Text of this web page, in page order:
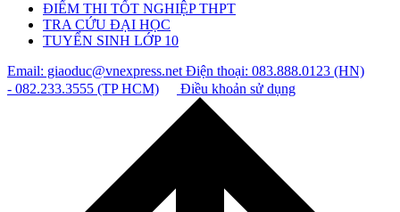
ĐIỂM THI TỐT NGHIỆP THPT
TRA CỨU ĐẠI HỌC
TUYỂN SINH LỚP 10
Email: giaoduc@vnexpress.net Điện thoại: 083.888.0123 (HN)
- 082.233.3555 (TP HCM)
Điều khoản sử dụng